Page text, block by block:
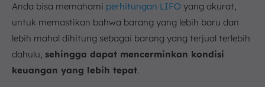
Anda bisa memahami perhitungan LIFO yang akurat,
untuk memastikan bahwa barang yang lebih baru dan
lebih mahal dihitung sebagai barang yang terjual terlebih
dahulu, sehingga dapat mencerminkan kondisi
keuangan yang lebih tepat.